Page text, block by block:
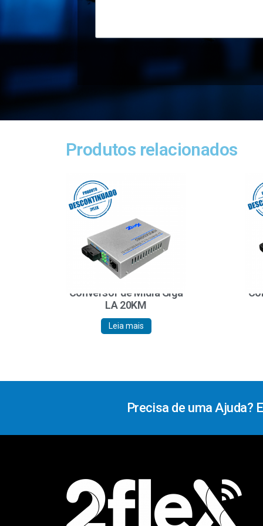
Produtos relacionados
Conversor de Mídia Giga
LA 20KM
Leia mais
Precisa de uma Ajuda?